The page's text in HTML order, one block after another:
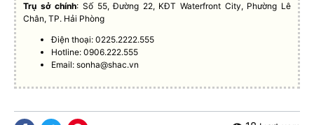
Trụ sở chính: Số 55, Đường 22, KĐT Waterfront City, Phường Lê
Chân, TP. Hải Phòng
Điện thoại: 0225.2222.555
Hotline: 0906.222.555
Email:sonha@shac.vn